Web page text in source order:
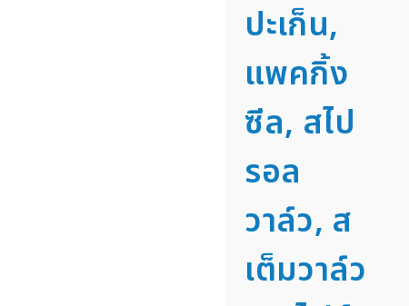
ปะเก็น,
แพคกิ้ง
ซีล, สไป
รอล
วาล์ว, ส
เต็มวาล์ว